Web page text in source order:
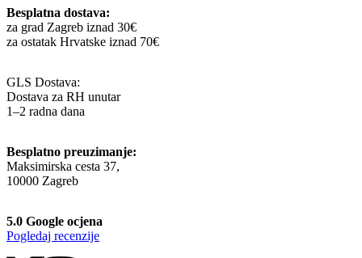
Besplatna dostava:
za grad Zagreb iznad 30€
za ostatak Hrvatske iznad 70€
GLS Dostava:
Dostava za RH unutar
1–2 radna dana
Besplatno preuzimanje:
Maksimirska cesta 37,
10000 Zagreb
5.0 Google ocjena
Pogledaj recenzije